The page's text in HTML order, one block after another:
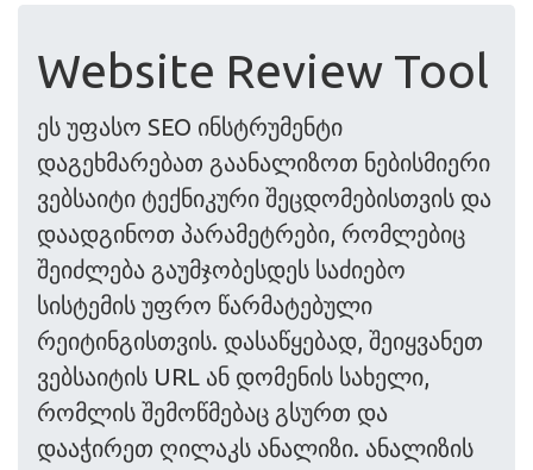
Website Review Tool
ეს უფასო SEO ინსტრუმენტი
დაგეხმარებათ გაანალიზოთ ნებისმიერი
ვებსაიტი ტექნიკური შეცდომებისთვის და
დაადგინოთ პარამეტრები, რომლებიც
შეიძლება გაუმჯობესდეს საძიებო
სისტემის უფრო წარმატებული
რეიტინგისთვის. დასაწყებად, შეიყვანეთ
ვებსაიტის URL ან დომენის სახელი,
რომლის შემოწმებაც გსურთ და
დააჭირეთ ღილაკს ანალიზი. ანალიზის